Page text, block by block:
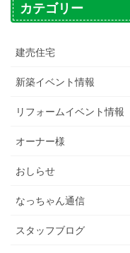
カテゴリー
建売住宅
新築イベント情報
リフォームイベント情報
オーナー様
おしらせ
なっちゃん通信
スタッフブログ